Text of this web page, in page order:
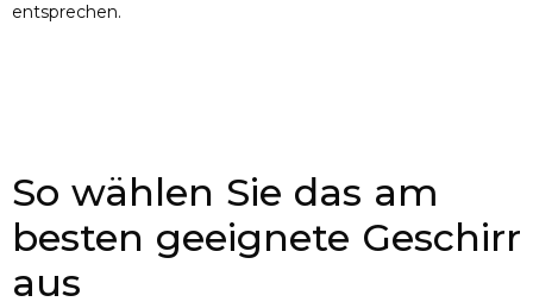
entsprechen.
So wählen Sie das am
besten geeignete Geschirr
aus